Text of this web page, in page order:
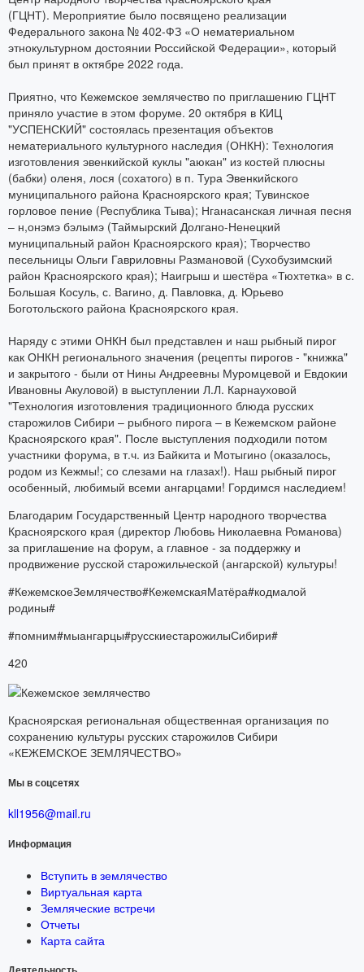
(ГЦНТ). Мероприятие было посвящено реализации
Федерального закона № 402-ФЗ «О нематериальном
этнокультурном достоянии Российской Федерации», который
был принят в октябре 2022 года.
Приятно, что Кежемское землячество по приглашению ГЦНТ
приняло участие в этом форуме. 20 октября в КИЦ
"УСПЕНСКИЙ" состоялась презентация объектов
нематериального культурного наследия (ОНКН): Технология
изготовления эвенкийской куклы "аюкан" из костей плюсны
(бабки) оленя, лося (сохатого) в п. Тура Эвенкийского
муниципального района Красноярского края; Тувинское
горловое пение (Республика Тыва); Нганасанская личная песня
– н,онэмэ бэлымэ (Таймырский Долгано-Ненецкий
муниципальный район Красноярского края); Творчество
песельницы Ольги Гавриловны Размановой (Сухобузимский
район Красноярского края); Наигрыш и шестёра «Тюхтетка» в с.
Большая Косуль, с. Вагино, д. Павловка, д. Юрьево
Боготольского района Красноярского края.
Наряду с этими ОНКН был представлен и наш рыбный пирог
как ОНКН регионального значения (рецепты пирогов - "книжка"
и закрытого - были от Нины Андреевны Муромцевой и Евдокии
Ивановны Акуловой) в выступлении Л.Л. Карнауховой
"Технология изготовления традиционного блюда русских
старожилов Сибири – рыбного пирога – в Кежемском районе
Красноярского края". После выступления подходили потом
участники форума, в т.ч. из Байкита и Мотыгино (оказалось,
родом из Кежмы!; со слезами на глазах!). Наш рыбный пирог
особенный, любимый всеми ангарцами! Гордимся наследием!
Благодарим Государственный Центр народного творчества
Красноярского края (директор Любовь Николаевна Романова)
за приглашение на форум, а главное - за поддержку и
продвижение русской старожильческой (ангарской) культуры!
#КежемскоеЗемлячество#КежемскаяМатёра#кодмалой
родины#
#помним#мыангарцы#русскиестарожилыСибири#
420
Красноярская региональная общественная организация по
сохранению культуры русских старожилов Сибири
«КЕЖЕМСКОЕ ЗЕМЛЯЧЕСТВО»
Мы в соцсетях
kll1956@mail.ru
Информация
Вступить в землячество
Виртуальная карта
Земляческие встречи
Отчеты
Карта сайта